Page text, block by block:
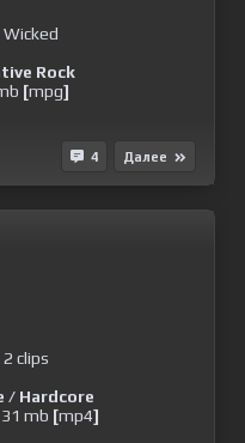
Rock
[mpg]
4 Далее
/ Hardcore
mb [mp4]